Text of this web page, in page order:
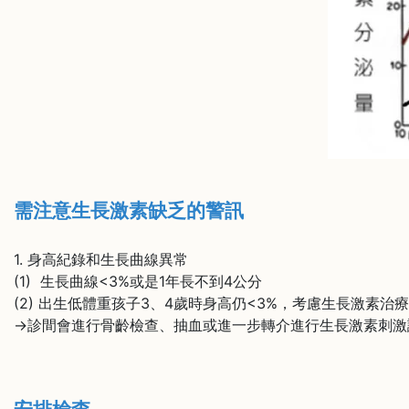
需注意生長激素缺乏的警訊
1. 身高紀錄和生長曲線異常
(1) 生長曲線<3%或是1年長不到4公分
(2) 出生低體重孩子3、4歲時身高仍<3%，考慮生長激素治
→診間會進行骨齡檢查、抽血或進一步轉介進行生長激素刺